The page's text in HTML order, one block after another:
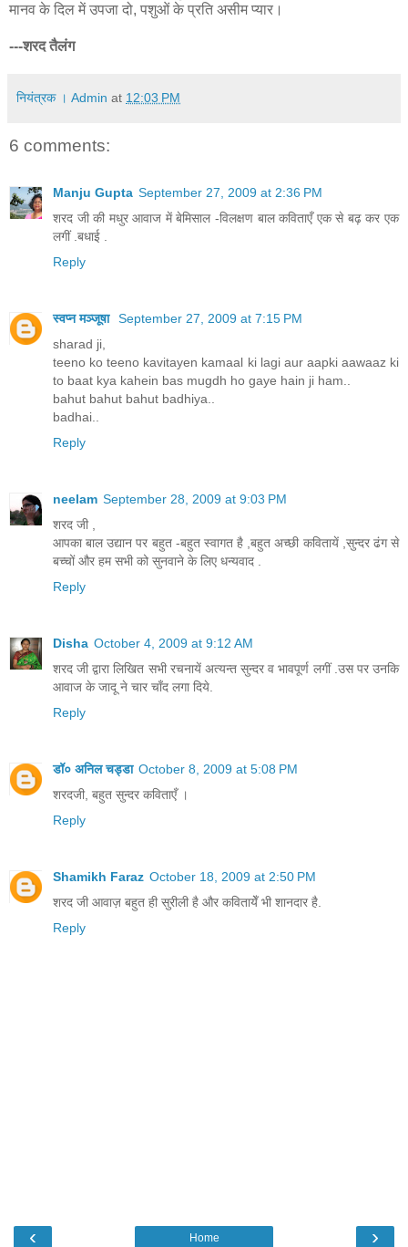
मानव के दिल में उपजा दो, पशुओं के प्रति असीम प्यार।
---शरद तैलंग
नियंत्रक । Admin at 12:03 PM
6 comments:
Manju Gupta September 27, 2009 at 2:36 PM
शरद जी की मधुर आवाज में बेमिसाल -विलक्षण बाल कविताएँ एक से बढ़ कर एक
लगीं .बधाई .
Reply
स्वप्न मञ्जूषा September 27, 2009 at 7:15 PM
sharad ji,
teeno ko teeno kavitayen kamaal ki lagi aur aapki aawaaz ki
to baat kya kahein bas mugdh ho gaye hain ji ham..
bahut bahut bahut badhiya..
badhai..
Reply
neelam September 28, 2009 at 9:03 PM
शरद जी ,
आपका बाल उद्यान पर बहुत -बहुत स्वागत है ,बहुत अच्छी कवितायें ,सुन्दर ढंग से
बच्चों और हम सभी को सुनवाने के लिए धन्यवाद .
Reply
Disha October 4, 2009 at 9:12 AM
शरद जी द्वारा लिखित सभी रचनायें अत्यन्त सुन्दर व भावपूर्ण लगीं .उस पर उनकि
आवाज के जादू ने चार चाँद लगा दिये.
Reply
डॉ० अनिल चड्डा October 8, 2009 at 5:08 PM
शरदजी, बहुत सुन्दर कविताएँ ।
Reply
Shamikh Faraz October 18, 2009 at 2:50 PM
शरद जी आवाज़ बहुत ही सुरीली है और कवितायेँ भी शानदार है.
Reply
‹ ›
Home